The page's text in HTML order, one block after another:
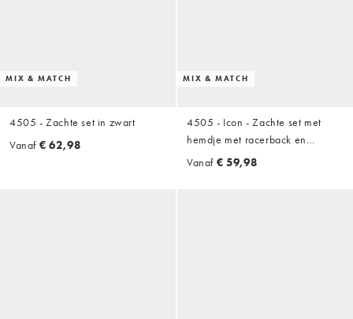
MIX & MATCH
4505 - Zachte set in zwart
Vanaf € 62,98
MIX & MATCH
4505 - Icon - Zachte set met
hemdje met racerback en
ingebouwde bh met uitneembare
Vanaf € 59,98